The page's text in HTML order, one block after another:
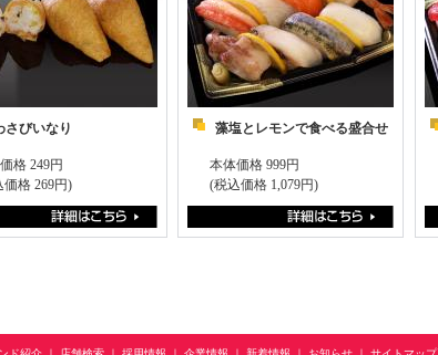
さびいなり
格 249円
価格 269円)
藻塩とレモンで食べる盛合せ
本体価格 999円
(税込価格 1,079円)